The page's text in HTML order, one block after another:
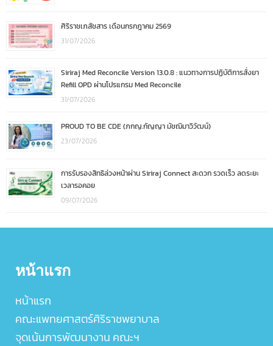
ศิริราชเภสัชสาร เดือนกรกฎาคม 2569
31/07/2026
Siriraj Med Reconcile Version 13.0.8 : แนวทางการปฏิบัติการสั่งยา
Refill OPD ผ่านโปรแกรม Med Reconcile
31/07/2026
PROUD TO BE CDE (ภกญ.กัญญา มัชฌิมาวิวัฒน์)
23/07/2026
การรับรองสิทธิล่วงหน้าผ่าน Siriraj Connect สะดวก รวดเร็ว ลดระยะ
เวลารอคอย
09/07/2026
หน้าแรก
หน้าแรก
คณะแพทยศาสตร์ศิริราชพยาบาล
จุดเน้นการพัฒนางาน คณะฯ